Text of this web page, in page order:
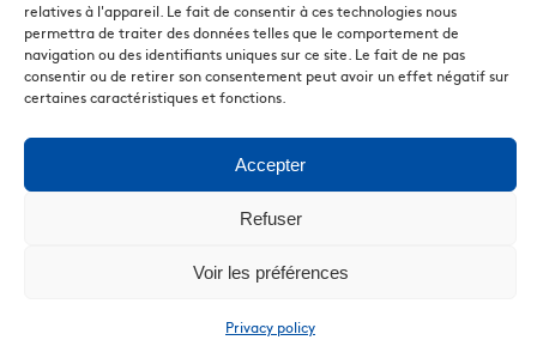
relatives à l'appareil. Le fait de consentir à ces technologies nous
permettra de traiter des données telles que le comportement de
navigation ou des identifiants uniques sur ce site. Le fait de ne pas
consentir ou de retirer son consentement peut avoir un effet négatif sur
certaines caractéristiques et fonctions.
Accepter
Refuser
Voir les préférences
Privacy policy